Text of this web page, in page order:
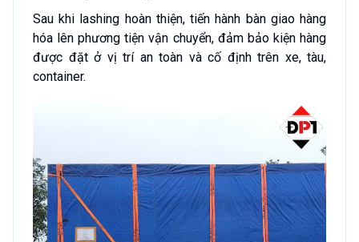
Sau khi lashing hoàn thiện, tiến hành bàn giao hàng
hóa lên phương tiện vận chuyển, đảm bảo kiện hàng
được đặt ở vị trí an toàn và cố định trên xe, tàu,
container.